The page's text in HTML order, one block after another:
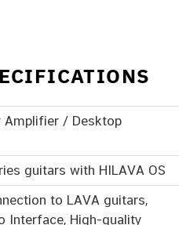
Amplifier / Desktop
guitars with HILAVA OS
to LAVA guitars,
Interface, High-quality